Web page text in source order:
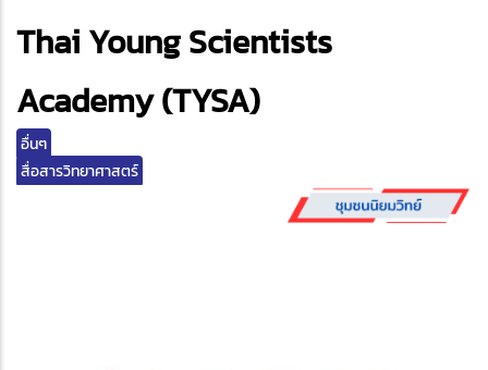
Thai Young Scientists
Academy (TYSA)
อื่นๆ
สื่อสารวิทยาศาสตร์